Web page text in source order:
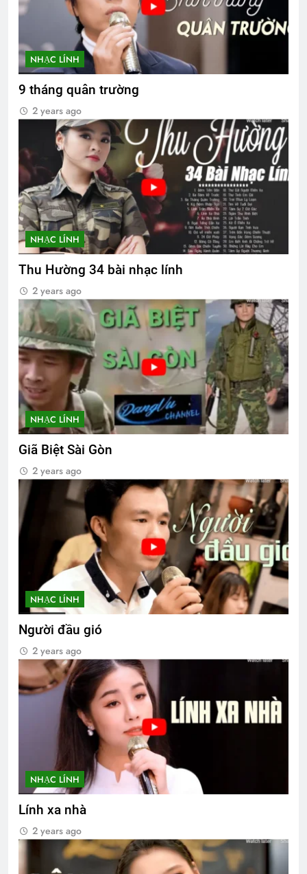
NHẠC LÍNH
9 tháng quân trường
2 years ago
NHẠC LÍNH
Thu Hường 34 bài nhạc lính
2 years ago
NHẠC LÍNH
Giã Biệt Sài Gòn
2 years ago
NHẠC LÍNH
Người đầu gió
2 years ago
NHẠC LÍNH
Lính xa nhà
2 years ago